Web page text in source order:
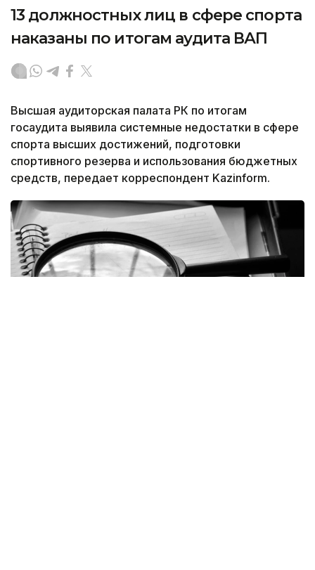
13 должностных лиц в сфере спорта
наказаны по итогам аудита ВАП
Высшая аудиторская палата РК по итогам
госаудита выявила системные недостатки в сфере
спорта высших достижений, подготовки
спортивного резерва и использования бюджетных
средств, передает корреспондент Kazinform.